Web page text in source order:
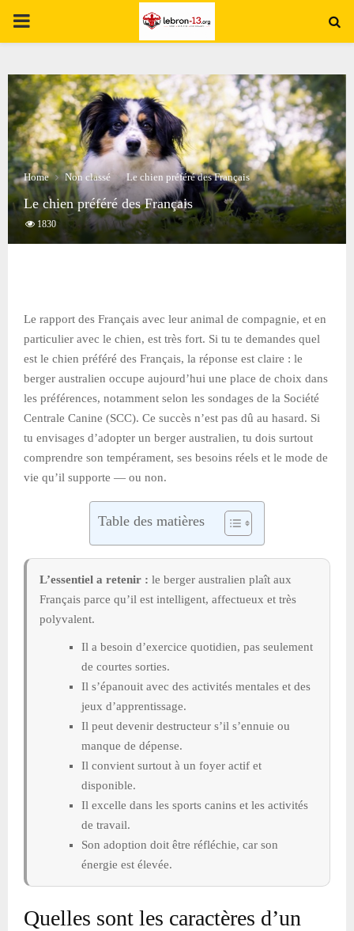
PRIMARY
Home Non classé Le chien préféré des Français
Le chien préféré des Français
1830
Le rapport des Français avec leur animal de compagnie, et en
particulier avec le chien, est très fort. Si tu te demandes quel
est le chien préféré des Français, la réponse est claire : le
berger australien occupe aujourd’hui une place de choix dans
les préférences, notamment selon les sondages de la Société
Centrale Canine (SCC). Ce succès n’est pas dû au hasard. Si
tu envisages d’adopter un berger australien, tu dois surtout
comprendre son tempérament, ses besoins réels et le mode de
vie qu’il supporte — ou non.
Table des matières
L’essentiel a retenir : le berger australien plaît aux
Français parce qu’il est intelligent, affectueux et très
polyvalent.
Il a besoin d’exercice quotidien, pas seulement
de courtes sorties.
Il s’épanouit avec des activités mentales et des
jeux d’apprentissage.
Il peut devenir destructeur s’il s’ennuie ou
manque de dépense.
Il convient surtout à un foyer actif et
disponible.
Il excelle dans les sports canins et les activités
de travail.
Son adoption doit être réfléchie, car son
énergie est élevée.
Quelles sont les caractères d’un